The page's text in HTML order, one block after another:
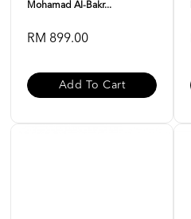
Mohamad Al-Bakr...
RM 899.00
Add To Cart